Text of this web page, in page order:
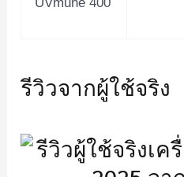
รีวิวจากผู้ใช้จริง